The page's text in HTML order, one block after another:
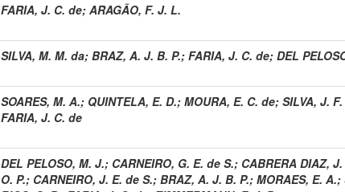
FARIA, J. C. de; ARAGÃO, F. J. L.
SILVA, M. M. da; BRAZ, A. J. B. P.; FARIA, J. C. de; DEL
SOARES, M. A.; QUINTELA, E. D.; MOURA, E. C. de; SILVA, J.
FARIA, J. C. de
DEL PELOSO, M. J.; CARNEIRO, G. E. de S.; CABRERA DIAZ,
O. P.; CARNEIRO, J. E. de S.; BRAZ, A. J. B. P.; MORAES, E. A.;